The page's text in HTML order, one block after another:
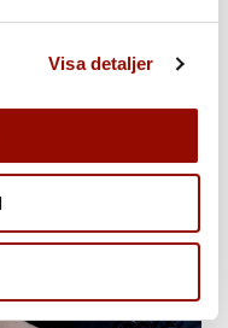
Visa detaljer